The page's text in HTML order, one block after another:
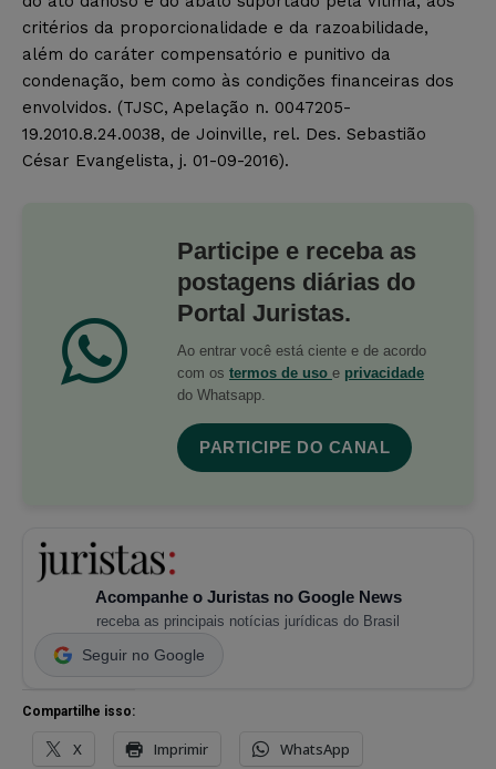
critérios da proporcionalidade e da razoabilidade,
além do caráter compensatório e punitivo da
condenação, bem como às condições financeiras dos
envolvidos. (TJSC, Apelação n. 0047205-
19.2010.8.24.0038, de Joinville, rel. Des. Sebastião
César Evangelista, j. 01-09-2016).
Participe e receba as
postagens diárias do
Portal Juristas.
Ao entrar você está ciente e de acordo
com os termos de uso e privacidade
do Whatsapp.
PARTICIPE DO CANAL
Acompanhe o Juristas no Google News
receba as principais notícias jurídicas do Brasil
Seguir no Google
Compartilhe isso:
X Imprimir WhatsApp